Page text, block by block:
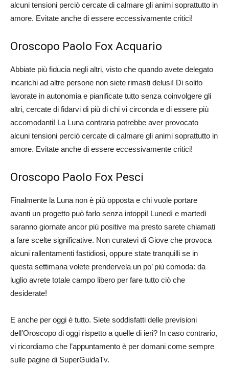
alcuni tensioni perciò cercate di calmare gli animi soprattutto in
amore. Evitate anche di essere eccessivamente critici!
Oroscopo Paolo Fox Acquario
Abbiate più fiducia negli altri, visto che quando avete delegato
incarichi ad altre persone non siete rimasti delusi! Di solito
lavorate in autonomia e pianificate tutto senza coinvolgere gli
altri, cercate di fidarvi di più di chi vi circonda e di essere più
accomodanti! La Luna contraria potrebbe aver provocato
alcuni tensioni perciò cercate di calmare gli animi soprattutto in
amore. Evitate anche di essere eccessivamente critici!
Oroscopo Paolo Fox Pesci
Finalmente la Luna non è più opposta e chi vuole portare
avanti un progetto può farlo senza intoppi! Lunedì e martedì
saranno giornate ancor più positive ma presto sarete chiamati
a fare scelte significative. Non curatevi di Giove che provoca
alcuni rallentamenti fastidiosi, oppure state tranquilli se in
questa settimana volete prendervela un po’ più comoda: da
luglio avrete totale campo libero per fare tutto ciò che
desiderate!
E anche per oggi è tutto. Siete soddisfatti delle previsioni
dell’Oroscopo di oggi rispetto a quelle di ieri? In caso contrario,
vi ricordiamo che l’appuntamento è per domani come sempre
sulle pagine di SuperGuidaTv.